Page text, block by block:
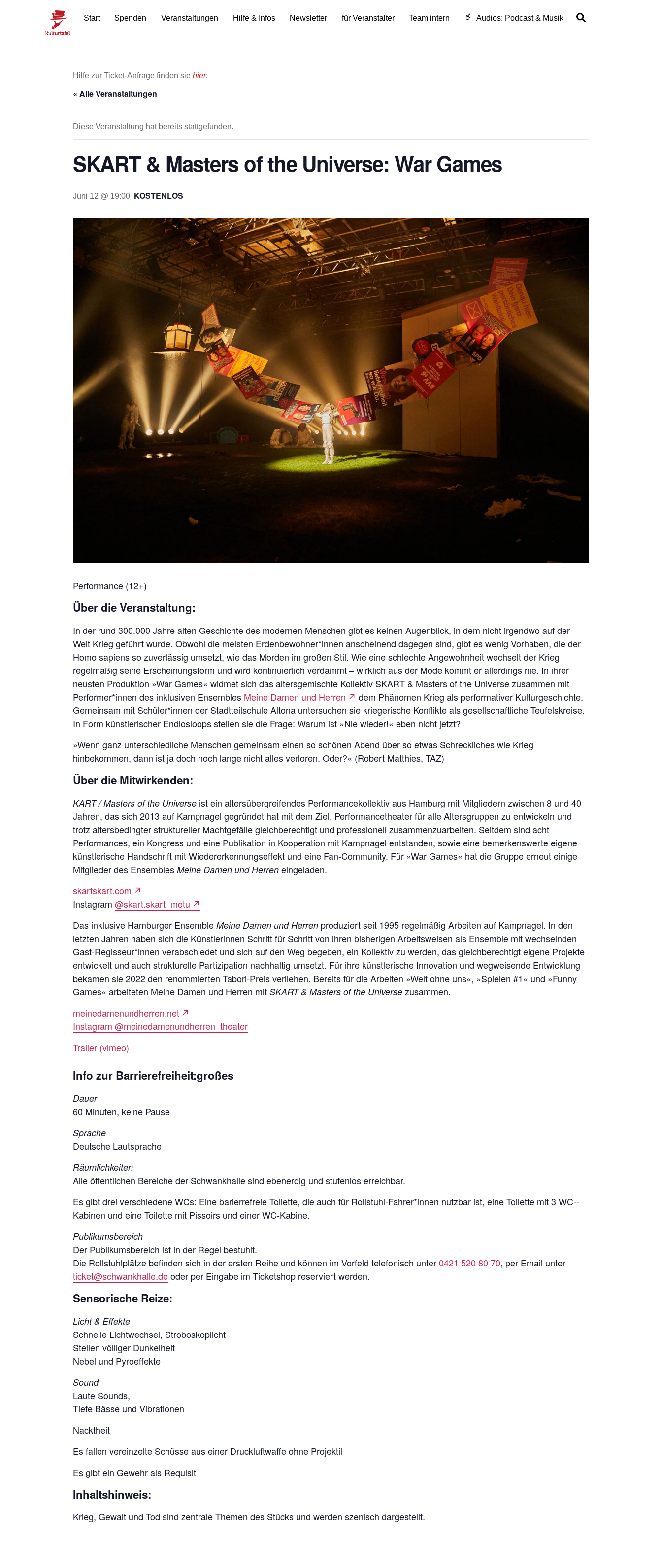
Start Spenden Veranstaltungen Hilfe & Infos Newsletter für Veranstalter Team intern Audios: Podcast & Musik
Hilfe zur Ticket-Anfrage finden sie hier:
« Alle Veranstaltungen
Diese Veranstaltung hat bereits stattgefunden.
SKART & Masters of the Universe: War Games
Juni 12 @ 19:00 KOSTENLOS
Performance (12+)
Über die Veranstaltung:
In der rund 300.000 Jahre alten Geschichte des modernen Menschen gibt es keinen Augenblick, in dem nicht irgendwo auf der
Welt Krieg geführt wurde. Obwohl die meisten Erdenbewohner*innen anscheinend dagegen sind, gibt es wenig Vorhaben, die der
Homo sapiens so zuverlässig umsetzt, wie das Morden im großen Stil. Wie eine schlechte Angewohnheit wechselt der Krieg
regelmäßig seine Erscheinungsform und wird kontinuierlich verdammt – wirklich aus der Mode kommt er allerdings nie. In ihrer
neusten Produktion »War Games« widmet sich das alters­gemischte Kollektiv SKART & Masters of the Universe zusammen mit
Performer*innen des inklusiven Ensembles Meine Damen und Herren ↗ dem Phänomen Krieg als performativer Kulturgeschichte.
Gemeinsam mit Schüler*innen der Stadtteilschule Altona untersuchen sie kriegerische Konflikte als gesellschaftliche Teufelskreise.
In Form künstlerischer Endlosloops stellen sie die Frage: Warum ist »Nie wieder!« eben nicht jetzt?
»Wenn ganz unterschiedliche Menschen gemeinsam einen so schönen Abend über so etwas Schreckliches wie Krieg
hinbekommen, dann ist ja doch noch lange nicht alles verloren. Oder?« (Robert Matthies, TAZ)
Über die Mitwirkenden:
KART / Masters of the Universe ist ein alters­übergreifendes Performance­kollektiv aus Hamburg mit Mitgliedern zwischen 8 und 40
Jahren, das sich 2013 auf Kampnagel gegründet hat mit dem Ziel, Performance­theater für alle Altersgruppen zu entwickeln und
trotz altersbedingter struktureller Machtgefälle gleichberechtigt und professionell zusammen­zuarbeiten. Seitdem sind acht
Performances, ein Kongress und eine Publikation in Kooperation mit Kampnagel entstanden, sowie eine bemerkenswerte eigene
künstlerische Handschrift mit Wiedererkennungs­effekt und eine Fan-Community. Für »War Games« hat die Gruppe erneut einige
Mitglieder des Ensembles Meine Damen und Herren eingeladen.
skartskart.com ↗
Instagram @skart.skart_motu ↗
Das inklusive Hamburger Ensemble Meine Damen und Herren produziert seit 1995 regelmäßig Arbeiten auf Kampnagel. In den
letzten Jahren haben sich die Künstlerinnen Schritt für Schritt von ihren bisherigen Arbeitsweisen als Ensemble mit wechselnden
Gast-­Regisseur*innen verabschiedet und sich auf den Weg begeben, ein Kollektiv zu werden, das gleichberechtigt eigene Projekte
entwickelt und auch strukturelle Partizipation nachhaltig umsetzt. Für ihre künstlerische Innovation und wegweisende Entwicklung
bekamen sie 2022 den renommierten Tabori-Preis verliehen. Bereits für die Arbeiten »Welt ohne uns«, »Spielen #1« und »Funny
Games« arbeiteten Meine Damen und Herren mit SKART & Masters of the Universe zusammen.
meinedamenundherren.net ↗
Instagram @meinedamenundherren_theater
Trailer (vimeo)
Info zur Barrierefreiheit:großes
Dauer
60 Minuten, keine Pause
Sprache
Deutsche Lautsprache
Räumlichkeiten
Alle öffentlichen Bereiche der Schwankhalle sind ebenerdig und stufenlos erreichbar.
Es gibt drei verschiedene WCs: Eine barierrefreie Toilette, die auch für Rollstuhl-­Fahrer*innen nutzbar ist, eine Toilette mit 3 WC-­
Kabinen und eine Toilette mit Pissoirs und einer WC-Kabine.
Publikumsbereich
Der Publikumsbereich ist in der Regel bestuhlt.
Die Rollstuhlplätze befinden sich in der ersten Reihe und können im Vorfeld telefonisch unter0421 520 80 70, per Email unter
ticket@schwankhalle.deoder per Eingabe im Ticketshop reserviert werden.
Sensorische Reize:
Licht & Effekte
Schnelle Lichtwechsel, Stroboskoplicht
Stellen völliger Dunkelheit
Nebel und Pyroeffekte
Sound
Laute Sounds,
Tiefe Bässe und Vibrationen
Nacktheit
Es fallen vereinzelte Schüsse aus einer Druckluftwaffe ohne Projektil
Es gibt ein Gewehr als Requisit
Inhaltshinweis:
Krieg, Gewalt und Tod sind zentrale Themen des Stücks und werden szenisch dargestellt.